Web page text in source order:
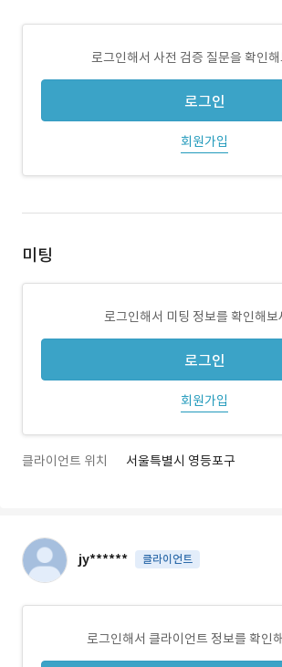
로그인해서 사전 검증 질문을 확인
로그인
회원가입
미팅
로그인해서 미팅 정보를 확인해보
로그인
회원가입
클라이언트 위치 서울특별시 영등포구
jy****** 클라이언트
로그인해서 클라이언트 정보를 확인